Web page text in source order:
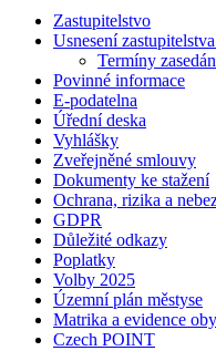
Zastupitelstvo
Usnesení
Termíny
Povinné informace
E-podatelna
Úřední deska
Vyhlášky
Zveřejněné smlouvy
Dokumenty ke stažení
Ochrana, rizika a
GDPR
Důležité odkazy
Poplatky
Volby 2025
Územní plán městyse
Matrika a evidence
Czech POINT